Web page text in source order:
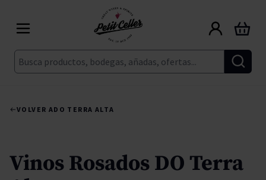
Buscar
Carrito
VOLVER ADO TERRA ALTA
Vinos Rosados DO Terra